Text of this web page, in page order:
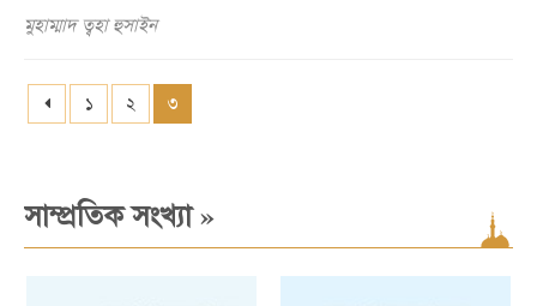
মুহাম্মাদ ত্বহা হুসাইন
১ ২ ৩
সাম্প্রতিক সংখ্যা»